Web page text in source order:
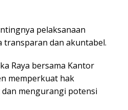
pelaksanaan
transparan dan akuntabel.
Raya bersama Kantor
memperkuat hak
mengurangi potensi